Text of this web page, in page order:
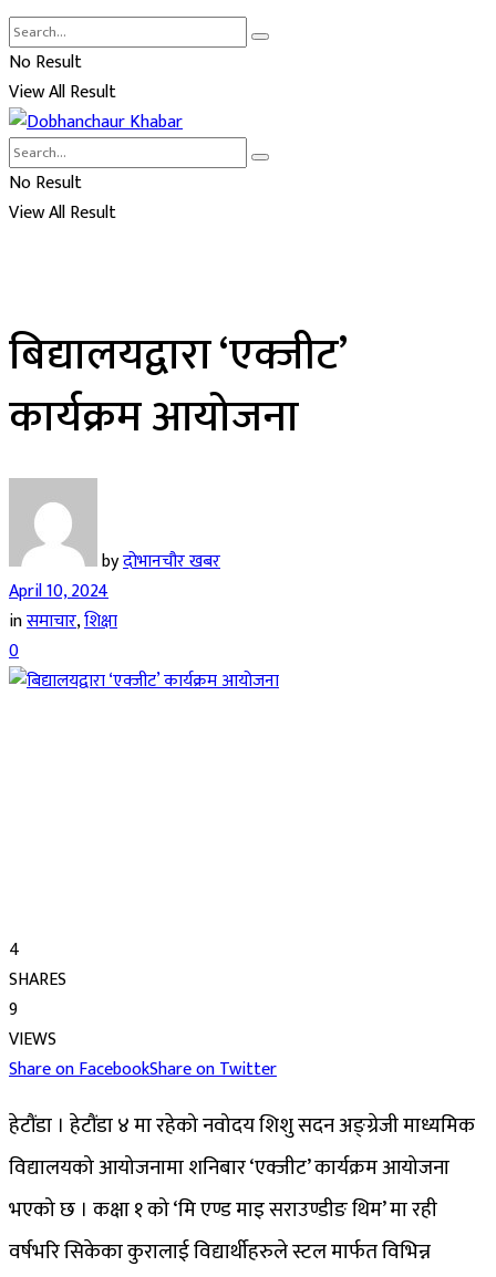
No Result
View All Result
No Result
View All Result
बिद्यालयद्वारा ‘एक्जीट’
कार्यक्रम आयोजना
byदोभानचौर खबर
April 10, 2024
inसमाचार,शिक्षा
0
4
SHARES
9
VIEWS
Share on FacebookShare on Twitter
हेटौंडा । हेटौंडा ४ मा रहेको नवोदय शिशु सदन अङ्ग्रेजी माध्यमिक
विद्यालयको आयोजनामा शनिबार ‘एक्जीट’ कार्यक्रम आयोजना
भएको छ । कक्षा १ को ‘मि एण्ड माइ सराउण्डीङ थिम’ मा रही
वर्षभरि सिकेका कुरालाई विद्यार्थीहरुले स्टल मार्फत विभिन्न